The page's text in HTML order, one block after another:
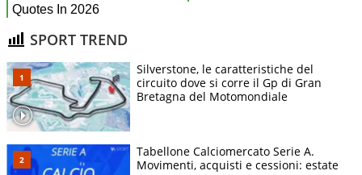
SPORT TREND
Silverstone, le caratteristiche del
circuito dove si corre il Gp di Gran
Bretagna del Motomondiale
Tabellone Calciomercato Serie A.
Movimenti, acquisti e cessioni: estate